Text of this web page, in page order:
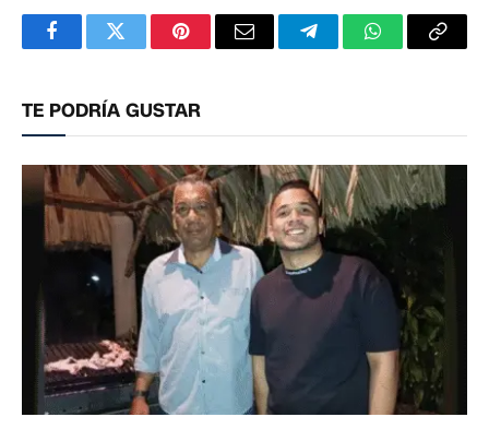
FacebookTwitterPinterestCorreoTelegramWhatsApp
TE PODRÍA GUSTAR